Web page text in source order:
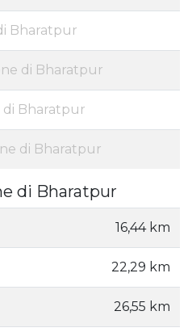
Bharatpur
di Bharatpur
di Bharatpur
di Bharatpur
di Bharatpur
16,44 km
22,29 km
26,55 km